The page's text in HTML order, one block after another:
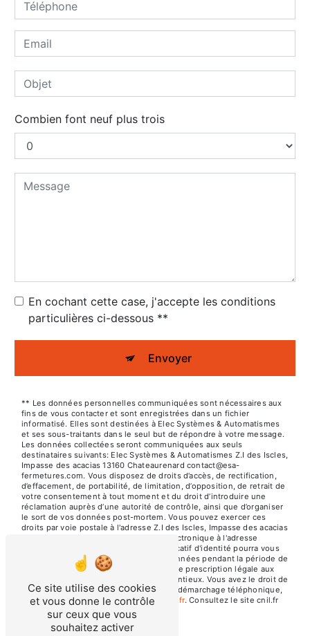
Combien font neuf plus trois
En cochant cette case, j'accepte les conditions
particulières ci-dessous **
Envoyer
** Les données personnelles communiquées sont nécessaires aux
fins de vous contacter et sont enregistrées dans un fichier
informatisé. Elles sont destinées à Elec Systèmes & Automatismes
et ses sous-traitants dans le seul but de répondre à votre message.
Les données collectées seront communiquées aux seuls
destinataires suivants: Elec Systèmes & Automatismes Z.I des Iscles,
Impasse des acacias 13160 Chateaurenard contact@esa-
fermetures.com. Vous disposez de droits d’accès, de rectification,
d’effacement, de portabilité, de limitation, d’opposition, de retrait de
votre consentement à tout moment et du droit d’introduire une
réclamation auprès d’une autorité de contrôle, ainsi que d’organiser
le sort de vos données post-mortem. Vous pouvez exercer ces
droits par voie postale à l'adresse Z.I des Iscles, Impasse des acacias
13160 Chateaurenard ou par courrier électronique à l'adresse
contact@esa-fermetures.com. Un justificatif d'identité pourra vous
être demandé. Nous conservons vos données pendant la période de
prise de contact puis pendant la durée de prescription légale aux
fins probatoires et de gestion des contentieux. Vous avez le droit de
vous inscrire sur la liste d'opposition au démarchage téléphonique,
disponible à cette adresse: Bloctel.gouv.fr. Consultez le site cnil.fr
pour plus d’informations sur vos droits.
Ce site utilise des cookies
et vous donne le contrôle
sur ceux que vous
souhaitez activer